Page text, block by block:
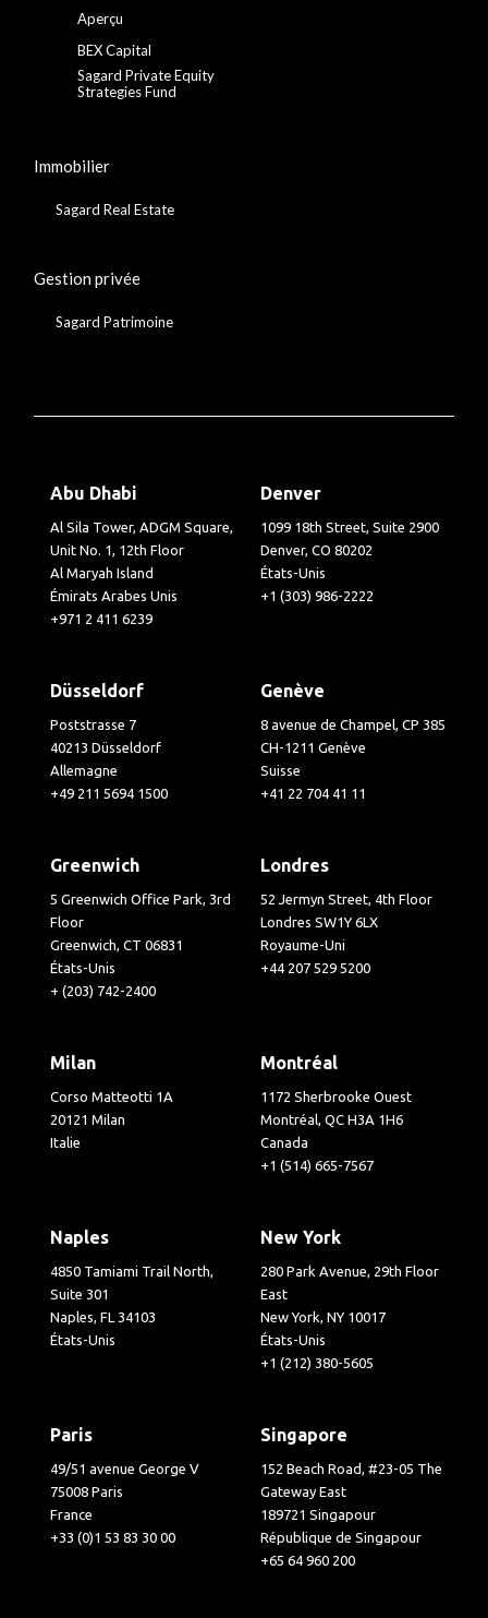
Aperçu
BEX Capital
Sagard Private Equity
Strategies Fund
Immobilier
Sagard Real Estate
Gestion privée
Sagard Patrimoine
Abu Dhabi
Al Sila Tower, ADGM Square,
Unit No. 1, 12th Floor
Al Maryah Island
Émirats Arabes Unis
+971 2 411 6239
Denver
1099 18th Street, Suite 2900
Denver, CO 80202
États-Unis
+1 (303) 986-2222
Düsseldorf
Poststrasse 7
40213 Düsseldorf
Allemagne
+49 211 5694 1500
Genève
8 avenue de Champel, CP 385
CH-1211 Genève
Suisse
+41 22 704 41 11
Greenwich
5 Greenwich Office Park, 3rd
Floor
Greenwich, CT 06831
États-Unis
+ (203) 742-2400
Londres
52 Jermyn Street, 4th Floor
Londres SW1Y 6LX
Royaume-Uni
+44 207 529 5200
Milan
Corso Matteotti 1A
20121 Milan
Italie
Montréal
1172 Sherbrooke Ouest
Montréal, QC H3A 1H6
Canada
+1 (514) 665-7567
Naples
4850 Tamiami Trail North,
Suite 301
Naples, FL 34103
États-Unis
New York
280 Park Avenue, 29th Floor
East
New York, NY 10017
États-Unis
+1 (212) 380-5605
Paris
49/51 avenue George V
75008 Paris
France
+33 (0)1 53 83 30 00
Singapore
152 Beach Road, #23-05 The
Gateway East
189721 Singapour
République de Singapour
+65 64 960 200